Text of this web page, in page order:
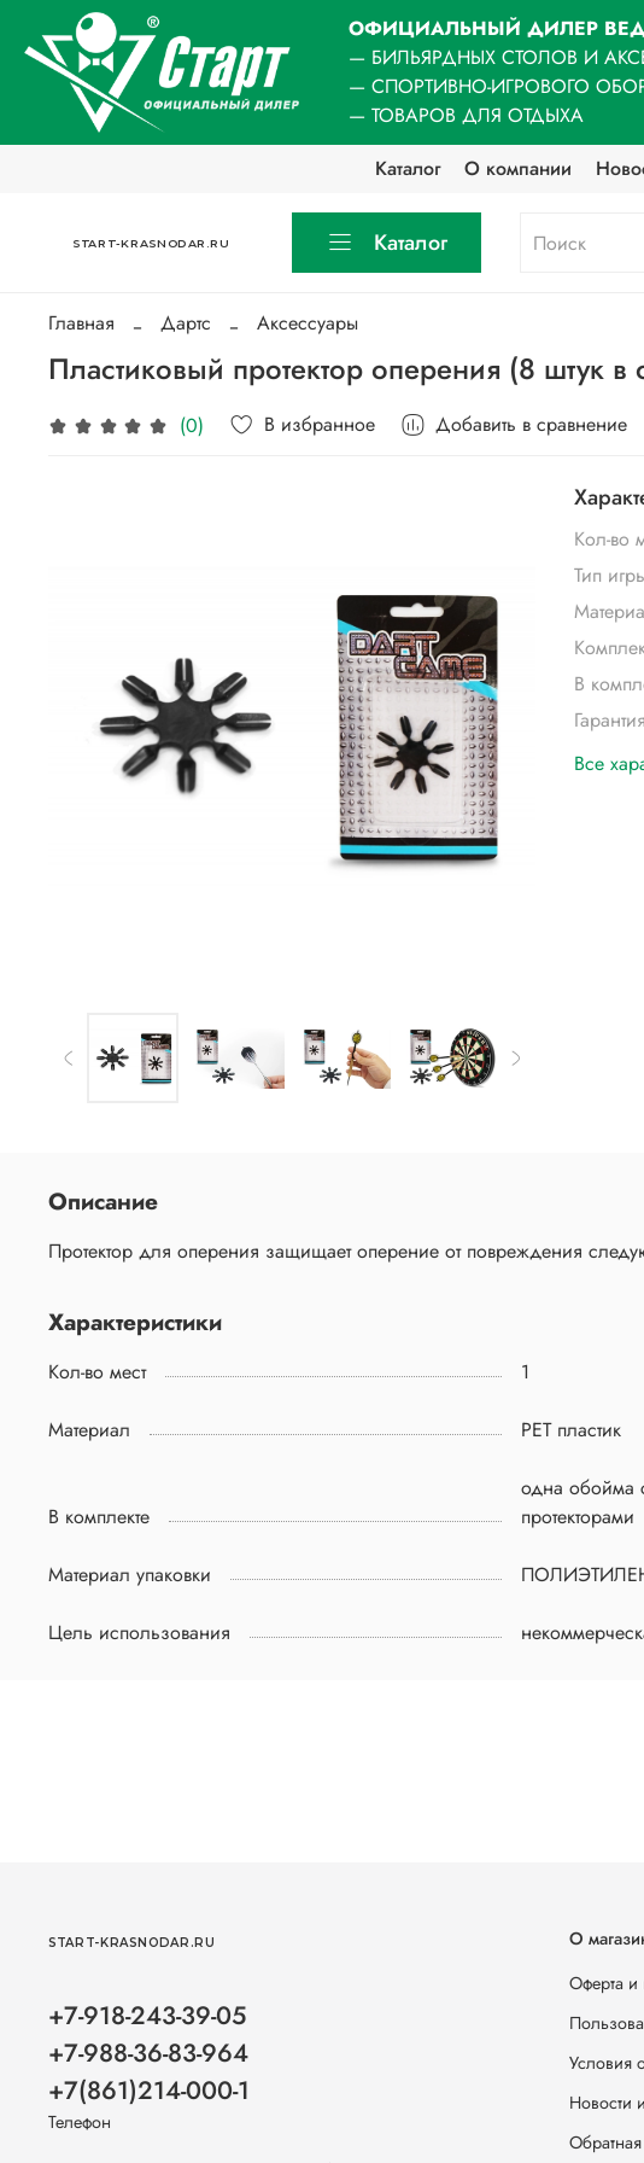
ОФИЦИАЛЬНЫЙ ДИЛЕР
— БИЛЬЯРДНЫХ СТОЛОВ И
— СПОРТИВНО-ИГРОВОГО
— ТОВАРОВ ДЛЯ ОТДЫХА
Каталог
О компании
START-KRASNODAR.RU Каталог
Главная Дартс Аксессуары
Пластиковый протектор оперения (8 штук в
(0) В избранное Добавить в сравнение
Кол-во
Тип
В
Все
Описание
Протектор для оперения защищает оперение от повреждения
Характеристики
Кол-во мест 1
Материал PET пластик
В комплекте
одна обойма
протекторами
Материал упаковки
Цель использования
О
Оферта и
Условия
Новости
START-KRASNODAR.RU
+7-918-243-39-05
+7-988-36-83-964
+7(861)214-000-1
Телефон